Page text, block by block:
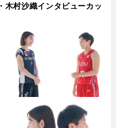
木村沙織インタビューカッ